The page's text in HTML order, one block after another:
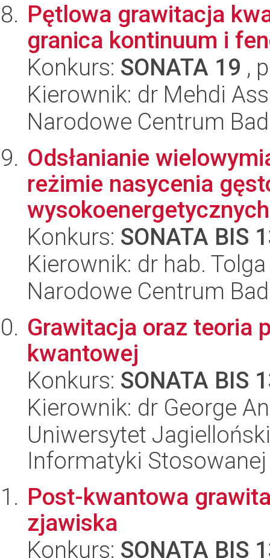
Pętlowa grawitacja
granica kontinuum i
Konkurs: SONATA 19 ,
Kierownik: dr Mehdi
Narodowe Centrum
Odsłanianie
reżimie nasycenia
Konkurs: SONATA BIS
Kierownik: dr hab.
Narodowe Centrum
Grawitacja oraz teoria
kwantowej
Konkurs: SONATA BIS
Kierownik: dr George
Uniwersytet
Informatyki Stosowanej
Post-kwantowa
zjawiska
Konkurs: SONATA BIS